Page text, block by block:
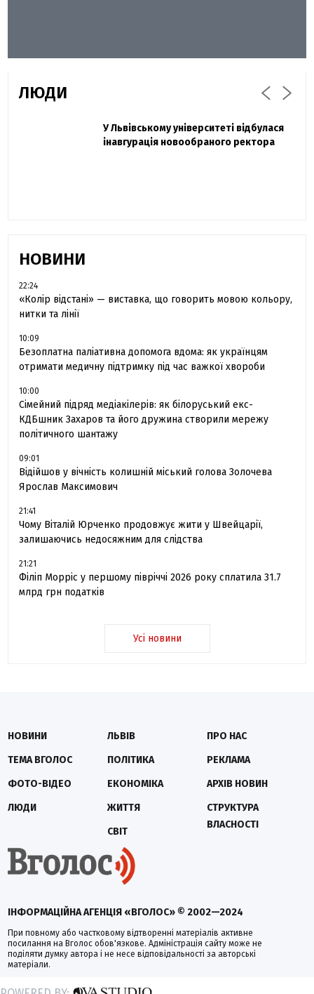
ЛЮДИ
Павло Дак
Захисник "Азовсталі" Діанов вдруге
одружився та показав фото з весілля
У Львівському університеті відбулася
інавгурація новообраного ректора
НОВИНИ
22:24
«Колір відстані» — виставка, що говорить мовою кольору,
нитки та лінії
10:09
Безоплатна паліативна допомога вдома: як українцям
отримати медичну підтримку під час важкої хвороби
10:00
Сімейний підряд медіакілерів: як білоруський екс-
КДБшник Захаров та його дружина створили мережу
політичного шантажу
09:01
Відійшов у вічність колишній міський голова Золочева
Ярослав Максимович
21:41
Чому Віталій Юрченко продовжує жити у Швейцарії,
залишаючись недосяжним для слідства
21:21
Філіп Морріс у першому півріччі 2026 року сплатила 31.7
млрд грн податків
Усі новини
ІНФОРМАЦІЙНА АГЕНЦІЯ «ВГОЛОС» © 2002—2024
При повному або частковому відтворенні матеріалів активне
посилання на Вголос обов'язкове. Адміністрація сайту може не
поділяти думку автора і не несе відповідальності за авторські
матеріали.
НОВИНИ
ТЕМА ВГОЛОС
ФОТО-ВІДЕО
ЛЮДИ
ЛЬВІВ
ПОЛІТИКА
ЕКОНОМІКА
ЖИТТЯ
СВІТ
ПРО НАС
РЕКЛАМА
АРХІВ НОВИН
СТРУКТУРА
ВЛАСНОСТІ